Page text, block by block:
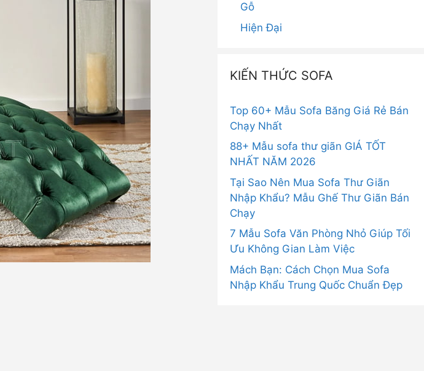
Gỗ
Hiện Đại
KIẾN THỨC SOFA
Top 60+ Mẫu Sofa Băng Giá Rẻ Bán
Chạy Nhất
88+ Mẫu sofa thư giãn GIÁ TỐT
NHẤT NĂM 2026
Tại Sao Nên Mua Sofa Thư Giãn
Nhập Khẩu? Mẫu Ghế Thư Giãn Bán
Chạy
7 Mẫu Sofa Văn Phòng Nhỏ Giúp Tối
Ưu Không Gian Làm Việc
Mách Bạn: Cách Chọn Mua Sofa
Nhập Khẩu Trung Quốc Chuẩn Đẹp